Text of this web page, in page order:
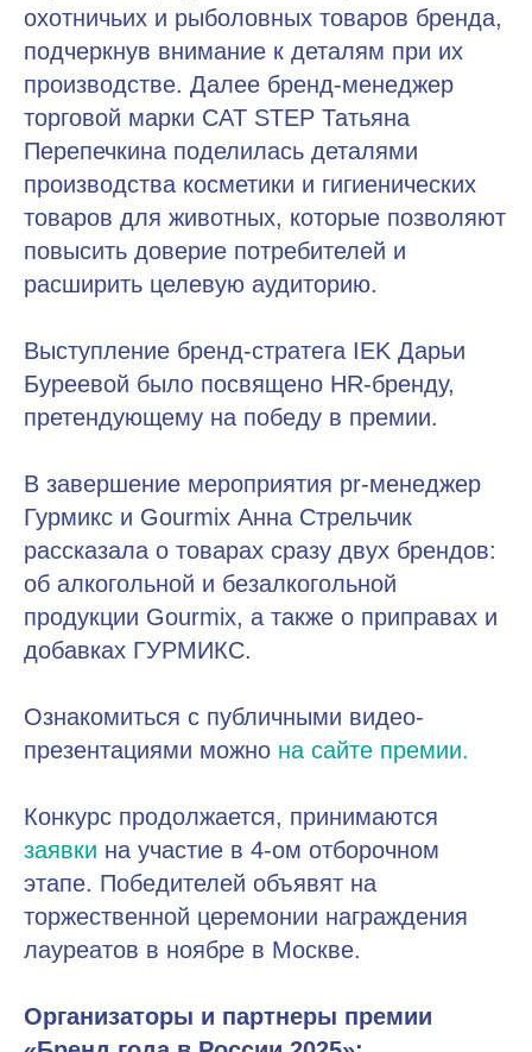
охотничьих и рыболовных товаров бренда,
подчеркнув внимание к деталям при их
производстве. Далее бренд-менеджер
торговой марки CAT STEP Татьяна
Перепечкина поделилась деталями
производства косметики и гигиенических
товаров для животных, которые позволяют
повысить доверие потребителей и
расширить целевую аудиторию.
Выступление бренд-стратега IEK Дарьи
Буреевой было посвящено HR-бренду,
претендующему на победу в премии.
В завершение мероприятия pr-менеджер
Гурмикс и Gourmix Анна Стрельчик
рассказала о товарах сразу двух брендов:
об алкогольной и безалкогольной
продукции Gourmix, а также о приправах и
добавках ГУРМИКС.
Ознакомиться с публичными видео-
презентациями можно на сайте премии.
Конкурс продолжается, принимаются
заявки на участие в 4-ом отборочном
этапе. Победителей объявят на
торжественной церемонии награждения
лауреатов в ноябре в Москве.
Организаторы и партнеры премии